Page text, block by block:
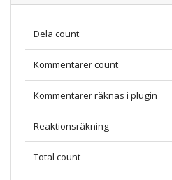
Dela count
Kommentarer count
Kommentarer räknas i plugin
Reaktionsräkning
Total count